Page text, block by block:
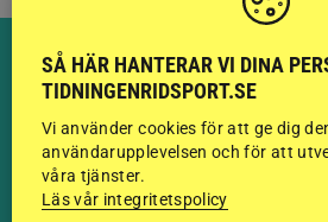
HINGSTAR ONLINE
GODKÄNDA
SÅ HÄR HANTERAR VI DINA
TIDNINGENRIDSPORT.SE
Vi använder cookies för att ge dig
användarupplevelsen och för att
våra tjänster.
Läs vår integritetspolicy